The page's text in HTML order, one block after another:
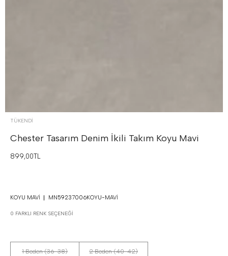
TÜKENDI
Chester Tasarım Denim İkili Takım Koyu Mavi
899,00TL
KOYU MAVI MN59237006KOYU-MAVI
0 FARKLI RENK SEÇENEĞI
1 Beden (36-38) 2 Beden (40-42)